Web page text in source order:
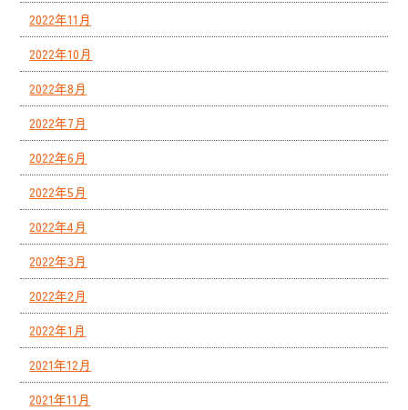
2022年11月
2022年10月
2022年8月
2022年7月
2022年6月
2022年5月
2022年4月
2022年3月
2022年2月
2022年1月
2021年12月
2021年11月